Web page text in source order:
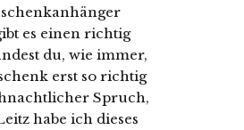
es einen richtig
du, wie immer,
erst so richtig
Spruch,
habe ich dieses